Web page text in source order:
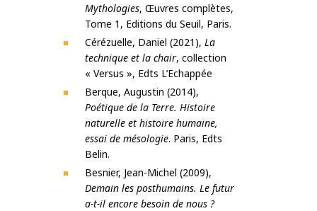
Mythologies, Œuvres complètes,
Tome 1, Editions du Seuil, Paris.
Cérézuelle, Daniel (2021), La
technique et la chair, collection
« Versus », Edts L’Echappée
Berque, Augustin (2014),
Poétique de la Terre. Histoire
naturelle et histoire humaine,
essai de mésologie. Paris, Edts
Belin.
Besnier, Jean-Michel (2009),
Demain les posthumains. Le futur
a-t-il encore besoin de nous ?